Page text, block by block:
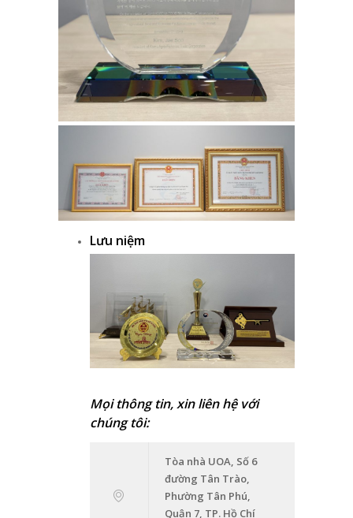
Lưu niệm
Mọi thông tin, xin liên hệ với
chúng tôi:
Tòa nhà UOA, Số 6
đường Tân Trào,
Phường Tân Phú,
Quận 7, TP. Hồ Chí